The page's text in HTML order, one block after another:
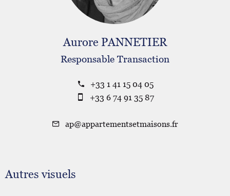
Aurore PANNETIER
Responsable Transaction
+33 1 41 15 04 05
+33 6 74 91 35 87
ap@appartementsetmaisons.fr
Autres visuels